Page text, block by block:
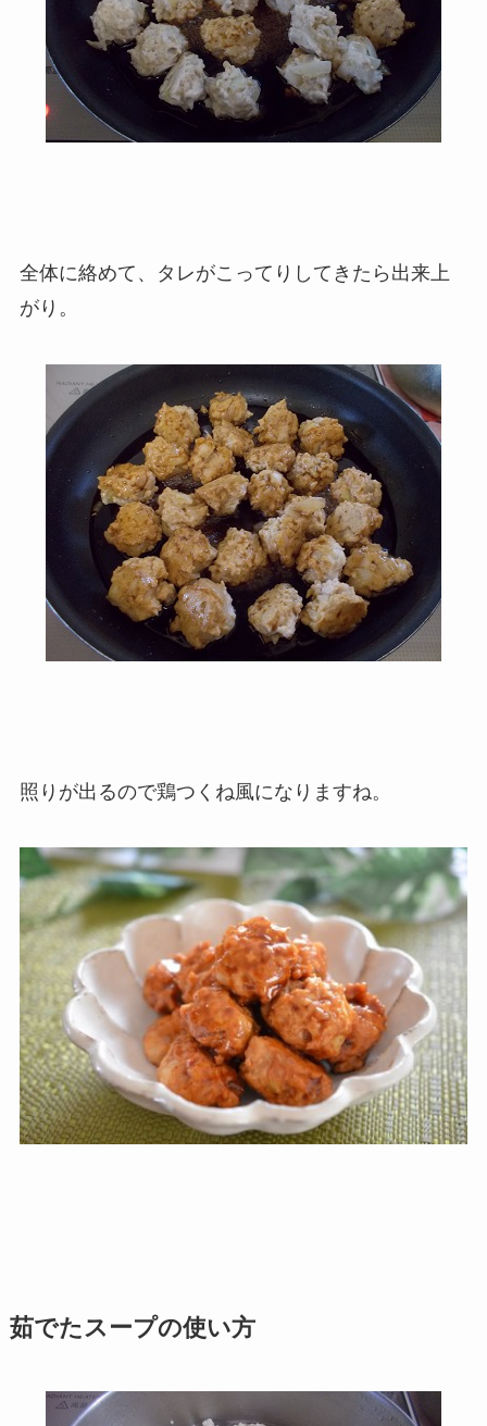
全体に絡めて、タレがこってりしてきたら出来上
がり。
照りが出るので鶏つくね風になりますね。
茹でたスープの使い方